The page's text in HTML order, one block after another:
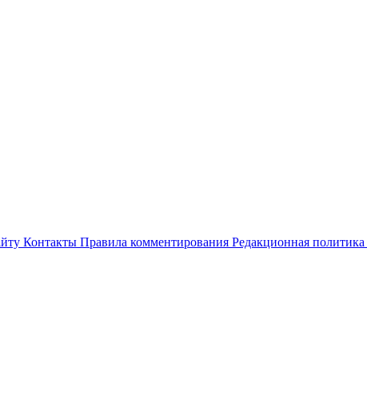
Контакты Правила комментирования Редакционная политика